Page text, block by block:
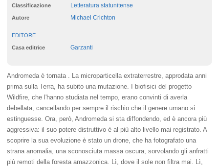
Classificazione Letteratura statunitense
Autore Michael Crichton
EDITORE
Casa editrice Garzanti
Andromeda è tornata . La microparticella extraterrestre, approdata anni
prima sulla Terra, ha subito una mutazione. I biofisici del progetto
Wildfire, che l'hanno studiata nel tempo, erano convinti di averla
debellata, cancellando per sempre il rischio che il genere umano si
estinguesse. Ora, però, Andromeda si sta diffondendo, ed è ancora più
aggressiva: il suo potere distruttivo è al più alto livello mai registrato. A
scoprire la sua evoluzione è stato un drone, che ha fotografato una
strana anomalia, una sconosciuta massa oscura, sorvolando gli anfratti
più remoti della foresta amazzonica. Lì, dove il sole non filtra mai. Lì,